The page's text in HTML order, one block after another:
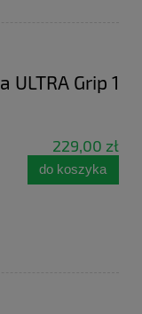
Grip 1
229,00 zł
do koszyka